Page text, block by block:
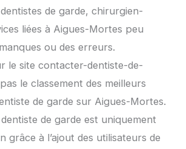
de garde, chirurgien-
liées à Aigues-Mortes peu
ou des erreurs.
le site contacter-dentiste-de-
le classement des meilleurs
de garde sur Aigues-Mortes.
dentiste de garde est uniquement
grâce à l’ajout des utilisateurs de